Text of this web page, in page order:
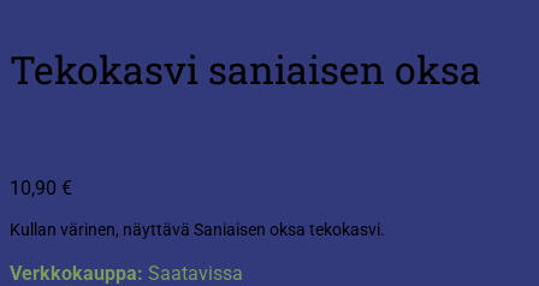
Tekokasvi saniaisen oksa
10,90 €
Kullan värinen, näyttävä Saniaisen oksa tekokasvi.
Verkkokauppa: Saatavissa